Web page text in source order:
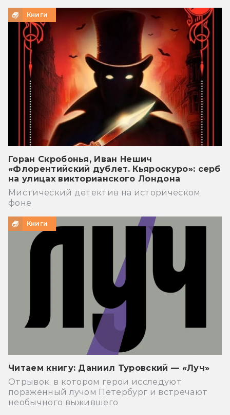
Книги
Горан Скробонья, Иван Нешич
«Флорентийский дублет. Кьяроскуро»: серб
на улицах викторианского Лондона
Мистический детектив на историческом
фоне
Книги
Читаем книгу: Даниил Туровский — «Луч»
Отрывок, в котором герои исследуют
поражённый лучом Петербург и встречают
необычного выжившего